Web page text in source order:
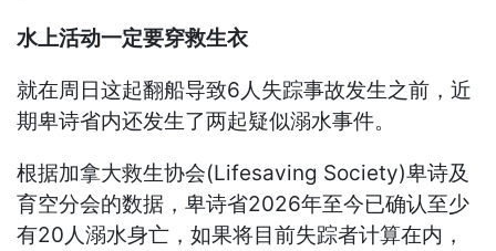
水上活动一定要穿救生衣
就在周日这起翻船导致6人失踪事故发生之前，近
期卑诗省内还发生了两起疑似溺水事件。
根据加拿大救生协会(Lifesaving Society)卑诗及
育空分会的数据，卑诗省2026年至今已确认至少
有20人溺水身亡，如果将目前失踪者计算在内，